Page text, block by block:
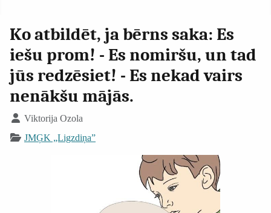
Ko atbildēt, ja bērns saka: Es
iešu prom! - Es nomiršu, un tad
jūs redzēsiet! - Es nekad vairs
nenākšu mājās.
Viktorija Ozola
JMĢK „Ligzdiņa”